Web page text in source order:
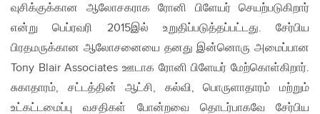
வுசிக்குக்கான ஆலோசகராக ரோனி பிளேயர் செயற்படுகிறார்
என்று பெப்ரவரி 2015இல் உறுதிப்படுத்தப்பட்டது. சேர்பிய
பிரதமருக்கான ஆலோசனையை தனது இன்னொரு அமைப்பான
Tony Blair Associates ஊடாக ரோனி பிளேயர் மேற்கொள்கிறார்.
சுகாதாரம், சட்டத்தின் ஆட்சி, கல்வி, பொருளாதாரம் மற்றும்
உட்கட்டமைப்பு வசதிகள் போன்றவை தொடர்பாகவே சேர்பிய